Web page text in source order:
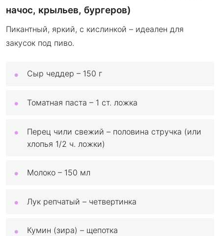
начос, крыльев, бургеров)
Пикантный, яркий, с кислинкой – идеален для
закусок под пиво.
Сыр чеддер – 150 г
Томатная паста – 1 ст. ложка
Перец чили свежий – половина стручка (или
хлопья 1/2 ч. ложки)
Молоко – 150 мл
Лук репчатый – четвертинка
Кумин (зира) – щепотка